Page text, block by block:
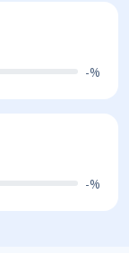
-%
-%